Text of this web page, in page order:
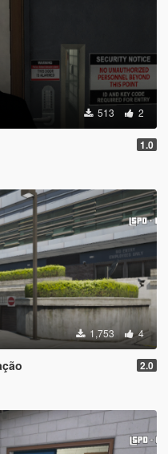
513 2
1.0
1,753 4
2.0